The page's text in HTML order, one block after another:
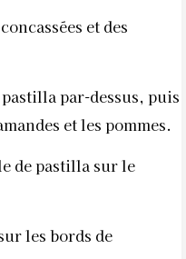
et des
par-dessus, puis
et les pommes.
de pastilla sur le
les bords de